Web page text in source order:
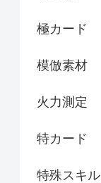
極カード
模倣素材
火力測定
特カード
特殊スキル